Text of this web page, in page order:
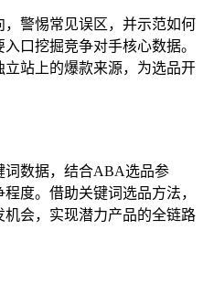
警惕常见误区，并示范如何
口挖掘竞争对手核心数据。
站上的爆款来源，为选品开
词数据，结合ABA选品参
度。借助关键词选品方法，
会，实现潜力产品的全链路